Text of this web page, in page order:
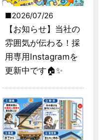
2026/07/26
【お知らせ】当社の
雰囲気が伝わる！採
用専用Instagramを
更新中です🏠✨